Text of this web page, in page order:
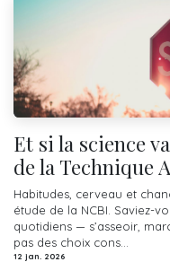
Et si la science
de la Technique
Habitudes, cerveau et
étude de la NCBI. Saviez-
quotidiens — s’asseoir,
pas des choix cons...
12 jan. 2026